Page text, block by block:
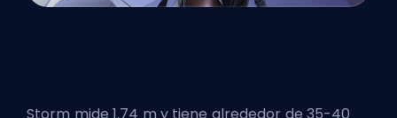
Storm mide 1.74 m y tiene alrededor de 35-40